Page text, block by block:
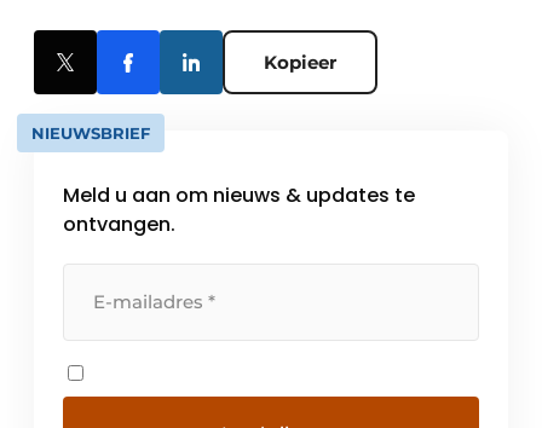
Kopieer
NIEUWSBRIEF
Meld u aan om nieuws & updates te
ontvangen.